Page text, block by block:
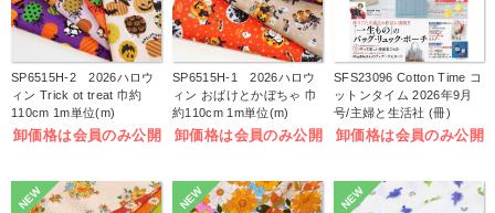
SP6515H-2 2026ハロウ
ィン Trick ot treat 巾約
110cm 1m単位(m)
卸価格は会員のみ公開
SP6515H-1 2026ハロウ
ィン おばけとかぼちゃ 巾
約110cm 1m単位(m)
卸価格は会員のみ公開
SFS23096 Cotton Time コ
ットンタイム 2026年9月
号/主婦と生活社 (冊)
卸価格は会員のみ公開
NEW NEW NEW